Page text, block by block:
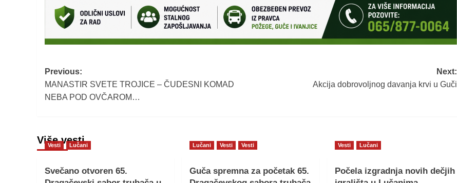
Post
navigation
Previous:
MANASTIR SVETE TROJICE – ČUDESNI KOMAD
NEBA POD OVČAROM…
Next:
Akcija dobrovoljnog davanja krvi u Guči
Više vesti
Vesti Lučani
Svečano otvoren 65.
Lučani Vesti Vesti
Guča spremna za početak 65.
Vesti Lučani
Počela izgradnja novih dečjih